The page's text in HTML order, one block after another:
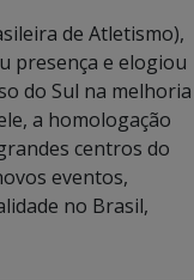
de Atletismo),
presença e elogiou
do Sul na melhoria
a homologação
centros do
eventos,
no Brasil,